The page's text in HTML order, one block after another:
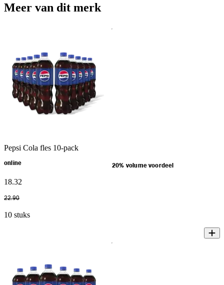
Meer van dit merk
Pepsi Cola fles 10-pack
online 20% volume voordeel
18.32
22.90
10 stuks